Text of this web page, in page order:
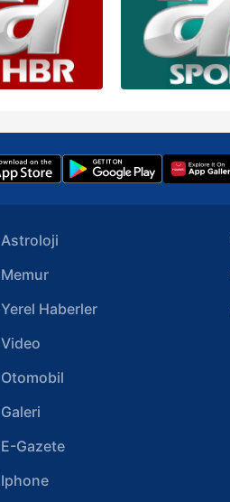
Astroloji
Memur
Yerel Haberler
Video
Otomobil
Galeri
E-Gazete
Iphone